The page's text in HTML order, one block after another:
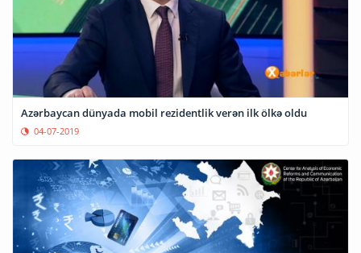
Azərbaycan dünyada mobil rezidentlik verən ilk ölkə oldu
04-07-2019